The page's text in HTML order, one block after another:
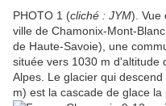
PHOTO 1 (cliché : JYM). Vue
ville de Chamonix-Mont-
de Haute-Savoie), une
située vers 1030 m d'altitude
Alpes. Le glacier qui
m) est la cascade de glace la